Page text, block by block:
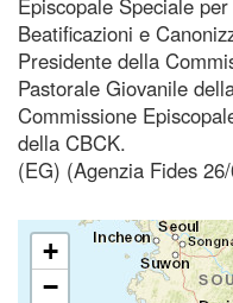
Beatificazioni e
Presidente della
Pastorale Giovanile
Commissione
della CBCK.
(EG) (Agenzia Fides
+
−